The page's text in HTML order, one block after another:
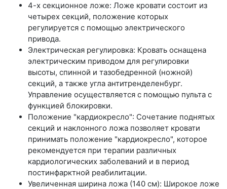
4-х секционное ложе: Ложе кровати состоит из
четырех секций, положение которых
регулируется с помощью электрического
привода.
Электрическая регулировка: Кровать оснащена
электрическим приводом для регулировки
высоты, спинной и тазобедренной (ножной)
секций, а также угла антитренделенбург.
Управление осуществляется с помощью пульта с
функцией блокировки.
Положение "кардиокресло": Сочетание поднятых
секций и наклонного ложа позволяет кровати
принимать положение "кардиокресло", которое
рекомендуется при терапии различных
кардиологических заболеваний и в период
постинфарктной реабилитации.
Увеличенная ширина ложа (140 см): Широкое ложе